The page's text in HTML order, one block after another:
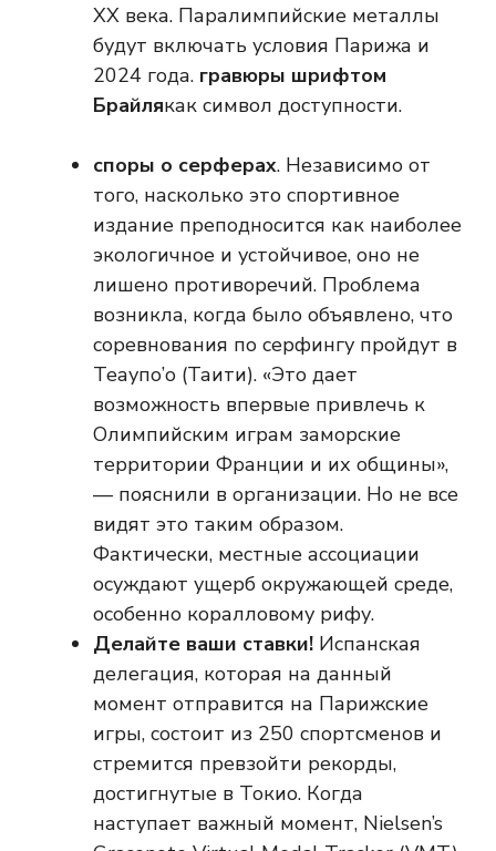
ХХ века. Паралимпийские металлы
будут включать условия Парижа и
2024 года. гравюры шрифтом
Брайлякак символ доступности.
споры о серферах. Независимо от
того, насколько это спортивное
издание преподносится как наиболее
экологичное и устойчивое, оно не
лишено противоречий. Проблема
возникла, когда было объявлено, что
соревнования по серфингу пройдут в
Теаупо’о (Таити). «Это дает
возможность впервые привлечь к
Олимпийским играм заморские
территории Франции и их общины»,
— пояснили в организации. Но не все
видят это таким образом.
Фактически, местные ассоциации
осуждают ущерб окружающей среде,
особенно коралловому рифу.
Делайте ваши ставки! Испанская
делегация, которая на данный
момент отправится на Парижские
игры, состоит из 250 спортсменов и
стремится превзойти рекорды,
достигнутые в Токио. Когда
наступает важный момент, Nielsen’s